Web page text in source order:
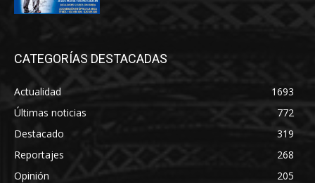
CATEGORÍAS DESTACADAS
Actualidad
1693
Últimas noticias
772
Destacado
319
Reportajes
268
Opinión
205